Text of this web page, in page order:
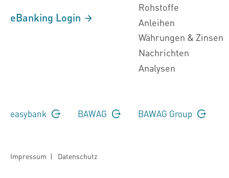
eBanking Login
Rohstoffe
Anleihen
Währungen & Zinsen
Nachrichten
Analysen
easybank BAWAG BAWAG Group
Impressum | Datenschutz